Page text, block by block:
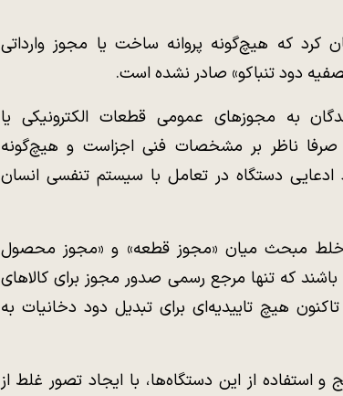
کرد که هیچ‌گونه پروانه ساخت یا مجوز وارداتی
دود تنباکو» صادر نشده است.
به مجوز‌های عمومی قطعات الکترونیکی یا
صرفا ناظر بر مشخصات فنی اجزاست و هیچ‌گونه
ادعایی دستگاه در تعامل با سیستم تنفسی انسان
خلط مبحث میان «مجوز قطعه» و «مجوز محصول
که تنها مرجع رسمی صدور مجوز برای کالا‌های
هیچ تاییدیه‌ای برای تبدیل دود دخانیات به
استفاده از این دستگاه‌ها، با ایجاد تصور غلط از